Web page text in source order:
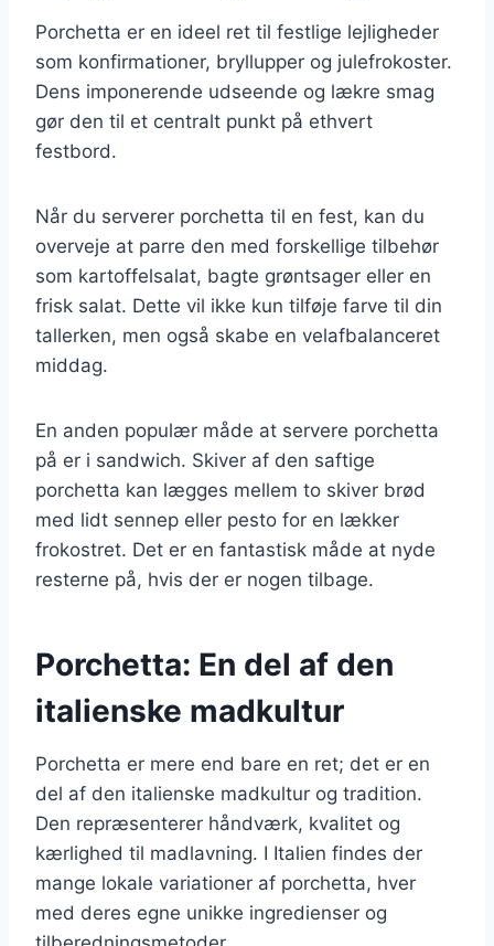
Porchetta er en ideel ret til festlige lejligheder
som konfirmationer, bryllupper og julefrokoster.
Dens imponerende udseende og lækre smag
gør den til et centralt punkt på ethvert
festbord.
Når du serverer porchetta til en fest, kan du
overveje at parre den med forskellige tilbehør
som kartoffelsalat, bagte grøntsager eller en
frisk salat. Dette vil ikke kun tilføje farve til din
tallerken, men også skabe en velafbalanceret
middag.
En anden populær måde at servere porchetta
på er i sandwich. Skiver af den saftige
porchetta kan lægges mellem to skiver brød
med lidt sennep eller pesto for en lækker
frokostret. Det er en fantastisk måde at nyde
resterne på, hvis der er nogen tilbage.
Porchetta: En del af den
italienske madkultur
Porchetta er mere end bare en ret; det er en
del af den italienske madkultur og tradition.
Den repræsenterer håndværk, kvalitet og
kærlighed til madlavning. I Italien findes der
mange lokale variationer af porchetta, hver
med deres egne unikke ingredienser og